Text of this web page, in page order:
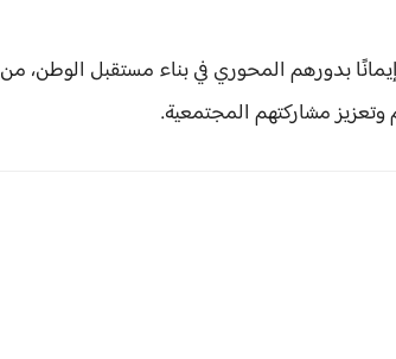
بدورهم المحوري في بناء مستقبل الوطن، من
وتعزيز مشاركتهم المجتمعية.